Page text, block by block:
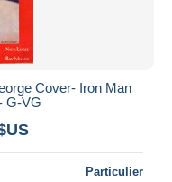
Cover- Iron Man
G-VG
Particulier